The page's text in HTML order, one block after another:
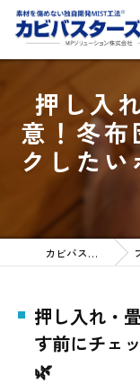
押し入
意！冬布
クした
カビバスターズ仙台HOME
押し入れ・
す前にチェ
🌿